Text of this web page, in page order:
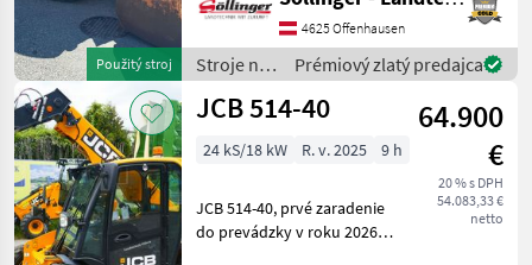
Použitý stroj
Pickerl >40km/h (Aufkleber
auf Maschine stimmt nicht!)
>6 Gang Powershift 40 km/h
Getriebe
4625 Offenhausen
Stroje na
stavbu /
JCB
Prémiový zlatý predajca
JCB 514-40
64.900
€
20 % s DPH
54.083,33 €
netto
24 kS/18 kW R. v. 2025 9 h
JCB 514-40, prvé zaradenie
do prevádzky v roku 2026,